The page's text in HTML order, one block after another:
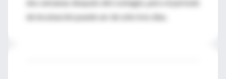
dos semanas después del contagio, pero el período
de incubación puede ser de sólo tres días.